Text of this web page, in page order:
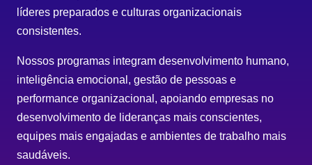
líderes preparados e culturas organizacionais
consistentes.
Nossos programas integram desenvolvimento humano,
inteligência emocional, gestão de pessoas e
performance organizacional, apoiando empresas no
desenvolvimento de lideranças mais conscientes,
equipes mais engajadas e ambientes de trabalho mais
saudáveis.